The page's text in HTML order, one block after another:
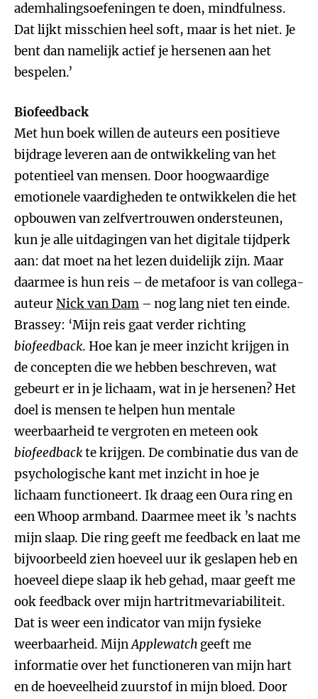
ademhalingsoefeningen te doen, mindfulness.
Dat lijkt misschien heel soft, maar is het niet. Je
bent dan namelijk actief je hersenen aan het
bespelen.’
Biofeedback
Met hun boek willen de auteurs een positieve
bijdrage leveren aan de ontwikkeling van het
potentieel van mensen. Door hoogwaardige
emotionele vaardigheden te ontwikkelen die het
opbouwen van zelfvertrouwen ondersteunen,
kun je alle uitdagingen van het digitale tijdperk
aan: dat moet na het lezen duidelijk zijn. Maar
daarmee is hun reis – de metafoor is van collega-
auteurNick van Dam – nog lang niet ten einde.
Brassey: ‘Mijn reis gaat verder richting
biofeedback. Hoe kan je meer inzicht krijgen in
de concepten die we hebben beschreven, wat
gebeurt er in je lichaam, wat in je hersenen? Het
doel is mensen te helpen hun mentale
weerbaarheid te vergroten en meteen ook
biofeedbackte krijgen. De combinatie dus van de
psychologische kant met inzicht in hoe je
lichaam functioneert. Ik draag een Oura ring en
een Whoop armband. Daarmee meet ik ’s nachts
mijn slaap. Die ring geeft me feedback en laat me
bijvoorbeeld zien hoeveel uur ik geslapen heb en
hoeveel diepe slaap ik heb gehad, maar geeft me
ook feedback over mijn hartritmevariabiliteit.
Dat is weer een indicator van mijn fysieke
weerbaarheid. MijnApplewatch geeft me
informatie over het functioneren van mijn hart
en de hoeveelheid zuurstof in mijn bloed. Door